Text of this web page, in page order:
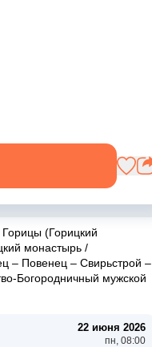
Горицы (Горицкий
монастырь /
– Повенец – Свирьстрой –
Богородничный мужской
22 июня 2026
пн, 08:00